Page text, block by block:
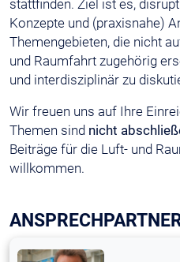
stattfinden. Ziel ist es,
Konzepte und (praxisnahe)
Themengebieten, die nicht
und Raumfahrt zugehörig
und interdisziplinär zu
Wir freuen uns auf Ihre
Themen sind nicht
Beiträge für die Luft- und
willkommen.